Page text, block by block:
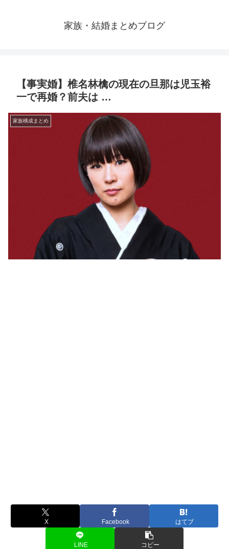
家族・結婚まとめブログ
【事実婚】椎名林檎の現在の旦那は児玉裕
一で再婚？前夫は …
家族構成まとめ
X Facebook はてブ
LINE コピー